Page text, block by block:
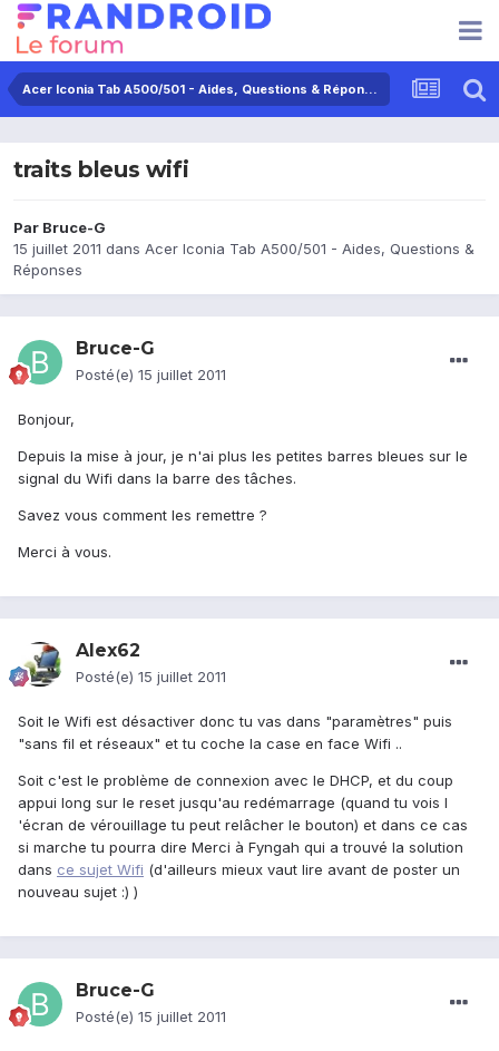
Acer Iconia Tab A500/501 - Aides, Questions & Réponses
traits bleus wifi
Par Bruce-G
15 juillet 2011 dans Acer Iconia Tab A500/501 - Aides, Questions &
Réponses
Bruce-G
Posté(e) 15 juillet 2011
Bonjour,
Depuis la mise à jour, je n'ai plus les petites barres bleues sur le
signal du Wifi dans la barre des tâches.
Savez vous comment les remettre ?
Merci à vous.
Alex62
Posté(e) 15 juillet 2011
Soit le Wifi est désactiver donc tu vas dans "paramètres" puis
"sans fil et réseaux" et tu coche la case en face Wifi ..
Soit c'est le problème de connexion avec le DHCP, et du coup
appui long sur le reset jusqu'au redémarrage (quand tu vois l
'écran de vérouillage tu peut relâcher le bouton) et dans ce cas
si marche tu pourra dire Merci à Fyngah qui a trouvé la solution
dans ce sujet Wifi (d'ailleurs mieux vaut lire avant de poster un
nouveau sujet :) )
Bruce-G
Posté(e) 15 juillet 2011